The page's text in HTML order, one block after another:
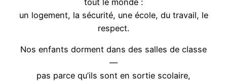
un logement, la sécurité, une école, du travail, le
respect.
Nos enfants dorment dans des salles de classe
—
pas parce qu’ils sont en sortie scolaire,